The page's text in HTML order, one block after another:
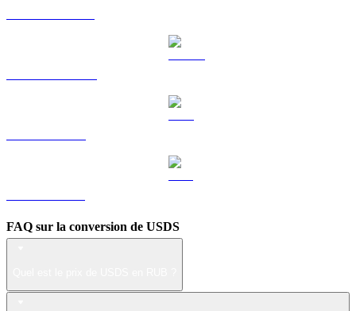
FAQ sur la conversion de USDS